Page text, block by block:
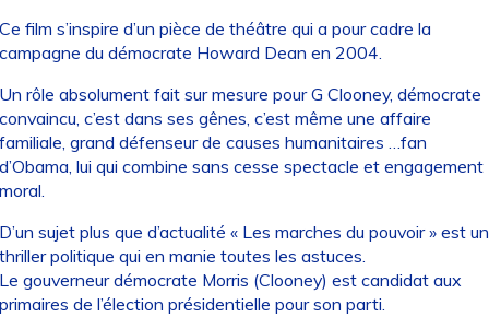
film s’inspire d’un pièce de théâtre qui a pour cadre la
du démocrate Howard Dean en 2004.
rôle absolument fait sur mesure pour G Clooney, démocrate
c’est dans ses gênes, c’est même une affaire
grand défenseur de causes humanitaires …fan
lui qui combine sans cesse spectacle et engagement
sujet plus que d’actualité « Les marches du pouvoir » est un
politique qui en manie toutes les astuces.
gouverneur démocrate Morris (Clooney) est candidat aux
de l’élection présidentielle pour son parti.